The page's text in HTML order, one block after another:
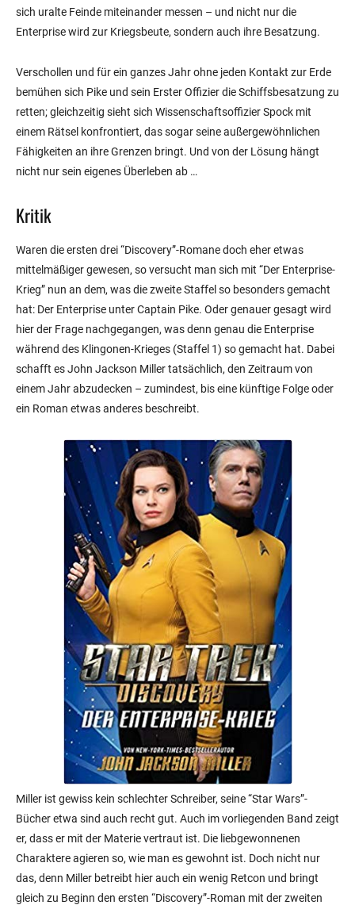
sich uralte Feinde miteinander messen – und nicht nur die
Enterprise wird zur Kriegsbeute, sondern auch ihre Besatzung.
Verschollen und für ein ganzes Jahr ohne jeden Kontakt zur Erde
bemühen sich Pike und sein Erster Offizier die Schiffsbesatzung zu
retten; gleichzeitig sieht sich Wissenschaftsoffizier Spock mit
einem Rätsel konfrontiert, das sogar seine außergewöhnlichen
Fähigkeiten an ihre Grenzen bringt. Und von der Lösung hängt
nicht nur sein eigenes Überleben ab …
Kritik
Waren die ersten drei “Discovery”-Romane doch eher etwas
mittelmäßiger gewesen, so versucht man sich mit “Der Enterprise-
Krieg” nun an dem, was die zweite Staffel so besonders gemacht
hat: Der Enterprise unter Captain Pike. Oder genauer gesagt wird
hier der Frage nachgegangen, was denn genau die Enterprise
während des Klingonen-Krieges (Staffel 1) so gemacht hat. Dabei
schafft es John Jackson Miller tatsächlich, den Zeitraum von
einem Jahr abzudecken – zumindest, bis eine künftige Folge oder
ein Roman etwas anderes beschreibt.
Miller ist gewiss kein schlechter Schreiber, seine “Star Wars”-
Bücher etwa sind auch recht gut. Auch im vorliegenden Band zeigt
er, dass er mit der Materie vertraut ist. Die liebgewonnenen
Charaktere agieren so, wie man es gewohnt ist. Doch nicht nur
das, denn Miller betreibt hier auch ein wenig Retcon und bringt
gleich zu Beginn den ersten “Discovery”-Roman mit der zweiten